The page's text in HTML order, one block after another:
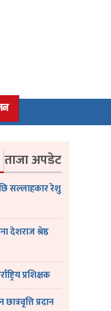
ताजा अपडेट
सल्लाहकार रेशु
देशराज श्रेष्ठ
प्रशिक्षक
प्रदान